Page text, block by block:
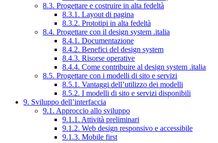
8.3. Progettare e costruire in alta fedeltà
8.3.1. Layout di pagina
8.3.2. Prototipi in alta fedeltà
8.4. Progettare con il design system .italia
8.4.1. Documentazione
8.4.2. Benefici del design system
8.4.3. Risorse operative
8.4.4. Come contribuire al design system .italia
8.5. Progettare con i modelli di sito e servizi
8.5.1. Vantaggi dell’utilizzo dei modelli
8.5.2. I modelli di sito e servizi disponibili
9. Sviluppo dell’interfaccia
9.1. Approccio allo sviluppo
9.1.1. Attività preliminari
9.1.2. Web design responsivo e accessibile
9.1.3. Mobile first